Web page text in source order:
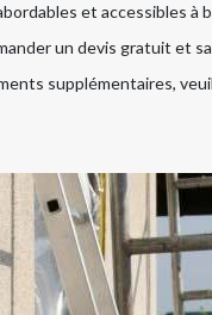
et accessibles à
un devis gratuit et
supplémentaires,